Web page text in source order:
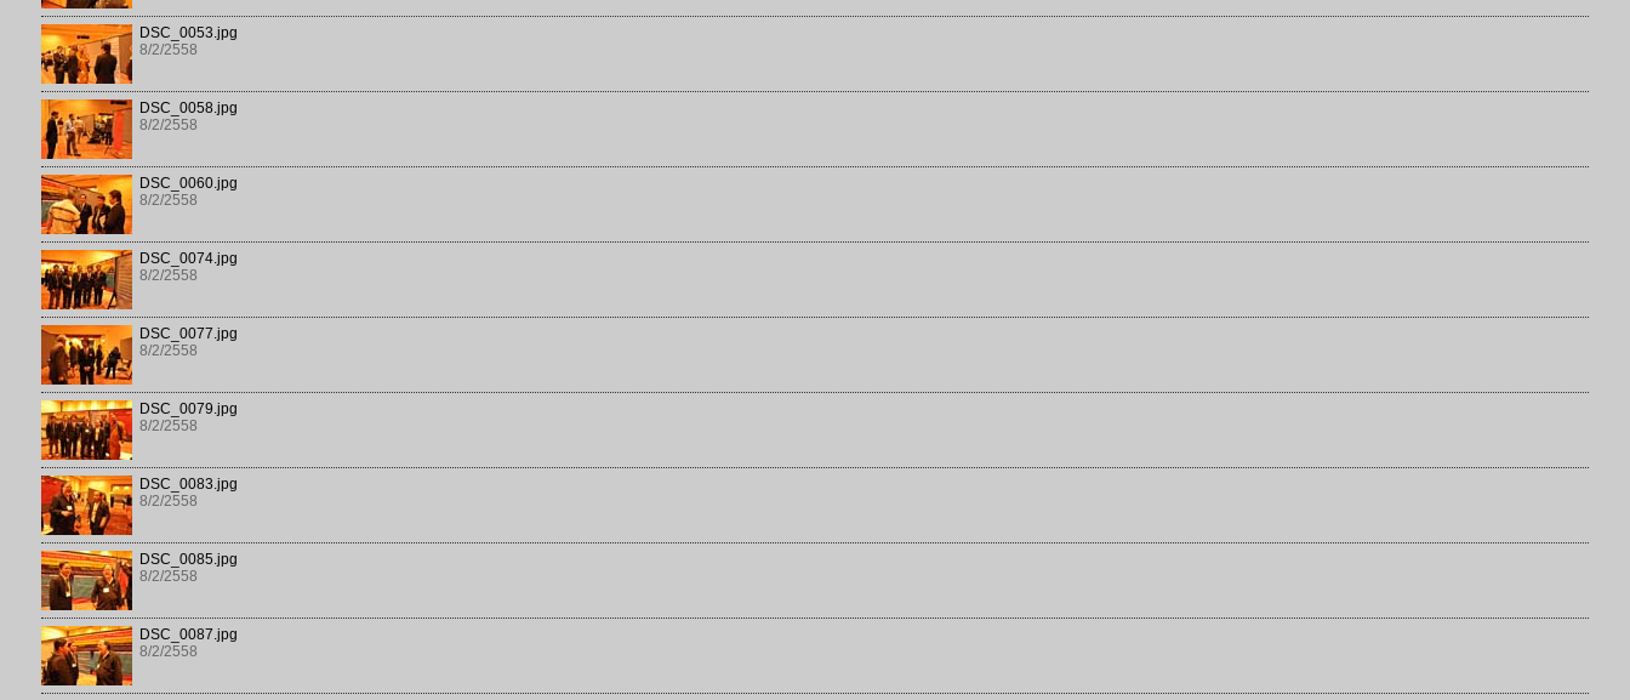
DSC_0053.jpg
8/2/2558
DSC_0058.jpg
8/2/2558
DSC_0060.jpg
8/2/2558
DSC_0074.jpg
8/2/2558
DSC_0077.jpg
8/2/2558
DSC_0079.jpg
8/2/2558
DSC_0083.jpg
8/2/2558
DSC_0085.jpg
8/2/2558
DSC_0087.jpg
8/2/2558